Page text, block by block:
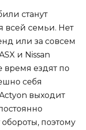
станут
всей семьи. Нет
или за совсем
и Nissan
время ездят по
себя
выходит
поэтому